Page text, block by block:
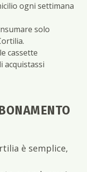
ogni settimana
solo
cassette
acquistassi
è semplice,